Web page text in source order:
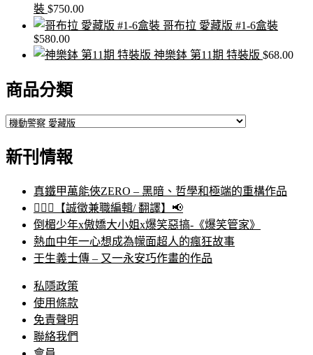
裝 $750.00
哥布拉 愛藏版 #1-6盒裝
$580.00
神樂鉢 第11期 特裝版 $68.00
商品分類
新刊情報
真鐵甲萬能俠ZERO – 黑暗、哲學和極端的重構作品
🙋🏻‍♀️【誠徵兼職編輯/ 翻譯】📢
倒楣少年x傲嬌大小姐x爆笑惡搞-《爆笑管家》
熱血中年一心想成為幪面超人的瘋狂故事
壬生義士傳 – 又一永安巧作畫的作品
私隱政策
使用條款
免責聲明
聯絡我們